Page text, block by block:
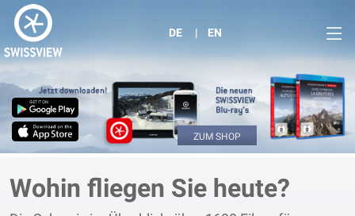
DE EN
ZUM SHOP
Wohin fliegen Sie heute?